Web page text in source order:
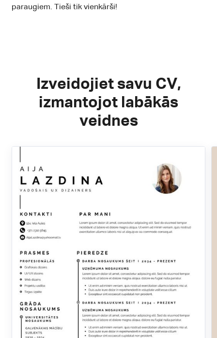
paraugiem. Tieši tik vienkārši!
Izveidojiet savu CV,
izmantojot labākās
veidnes